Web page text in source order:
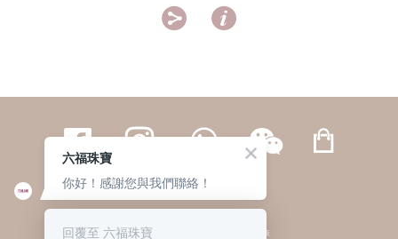
 
繁體 | 簡体
© 六福集團 版權所有 不得轉載 私隱政策
六福珠寶
你好！感謝您與我們聯絡！
回覆至 六福珠寶